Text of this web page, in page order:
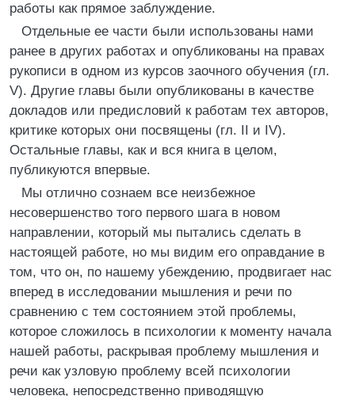
работы как прямое заблуждение.
Отдельные ее части были использованы нами
ранее в других работах и опубликованы на правах
рукописи в одном из курсов заочного обучения (гл.
V). Другие главы были опубликованы в качестве
докладов или предисловий к работам тех авторов,
критике которых они посвящены (гл. II и IV).
Остальные главы, как и вся книга в целом,
публикуются впервые.
Мы отлично сознаем все неизбежное
несовершенство того первого шага в новом
направлении, который мы пытались сделать в
настоящей работе, но мы видим его оправдание в
том, что он, по нашему убеждению, продвигает нас
вперед в исследовании мышления и речи по
сравнению с тем состоянием этой проблемы,
которое сложилось в психологии к моменту начала
нашей работы, раскрывая проблему мышления и
речи как узловую проблему всей психологии
человека, непосредственно приводящую